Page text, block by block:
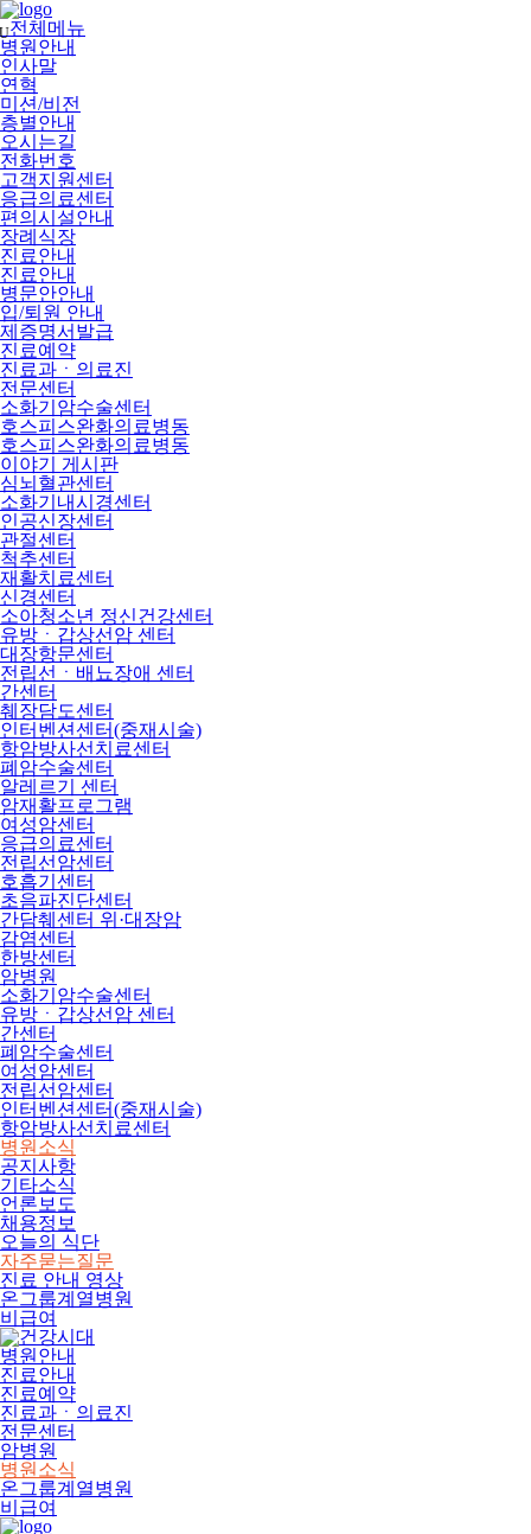
메
뉴
건
너
뛰
기
전체메뉴
병원안내
인사말
연혁
미션/비전
층별안내
오시는길
전화번호
고객지원센터
응급의료센터
편의시설안내
장례식장
진료안내
진료안내
병문안안내
입/퇴원 안내
제증명서발급
진료예약
진료과ㆍ의료진
전문센터
소화기암수술센터
호스피스완화의료병동
호스피스완화의료병동
이야기 게시판
심뇌혈관센터
소화기내시경센터
인공신장센터
관절센터
척추센터
재활치료센터
신경센터
소아청소년 정신건강센터
유방ㆍ갑상선암 센터
대장항문센터
전립선ㆍ배뇨장애 센터
간센터
췌장담도센터
인터벤션센터(중재시술)
항암방사선치료센터
폐암수술센터
알레르기 센터
암재활프로그램
여성암센터
응급의료센터
전립선암센터
호흡기센터
초음파진단센터
간담췌센터 위·대장암
감염센터
한방센터
암병원
소화기암수술센터
유방ㆍ갑상선암 센터
간센터
폐암수술센터
여성암센터
전립선암센터
인터벤션센터(중재시술)
항암방사선치료센터
병원소식
공지사항
기타소식
언론보도
채용정보
오늘의 식단
자주묻는질문
진료 안내 영상
온그룹계열병원
비급여
병원안내
진료안내
진료예약
진료과ㆍ의료진
전문센터
암병원
병원소식
온그룹계열병원
비급여